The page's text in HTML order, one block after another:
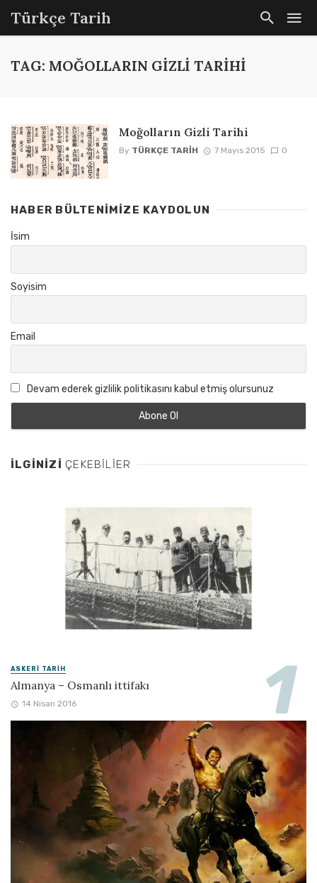
Türkçe Tarih
TAG: MOĞOLLARIN GIZLI TARIHI
Moğolların Gizli Tarihi
By TÜRKÇE TARIH 7 Mayıs 2015 0
HABER BÜLTENIMIZE KAYDOLUN
İsim
Soyisim
Email
Devam ederek gizlilik politikasını kabul etmiş olursunuz
İLGINIZI ÇEKEBILIER
ASKERI TARIH
Almanya – Osmanlı ittifakı
14 Nisan 2016